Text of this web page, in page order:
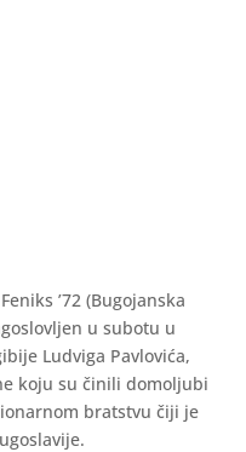
’72 (Bugojanska
u subotu u
Ludviga Pavlovića,
koju su činili domoljubi
bratstvu čiji je